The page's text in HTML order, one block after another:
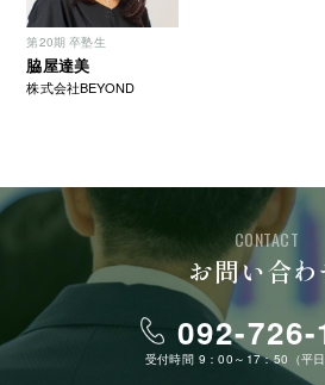
第20期 卒塾生
脇屋達美
株式会社BEYOND
CONTACT
お問い合わ
092-726-
受付時間 9：00～17：50（平日